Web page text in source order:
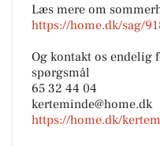
Læs mere om
https://home.dk/sag/
Og kontakt os endelig
spørgsmål
65 32 44 04
kerteminde@home.dk
https://home.dk/